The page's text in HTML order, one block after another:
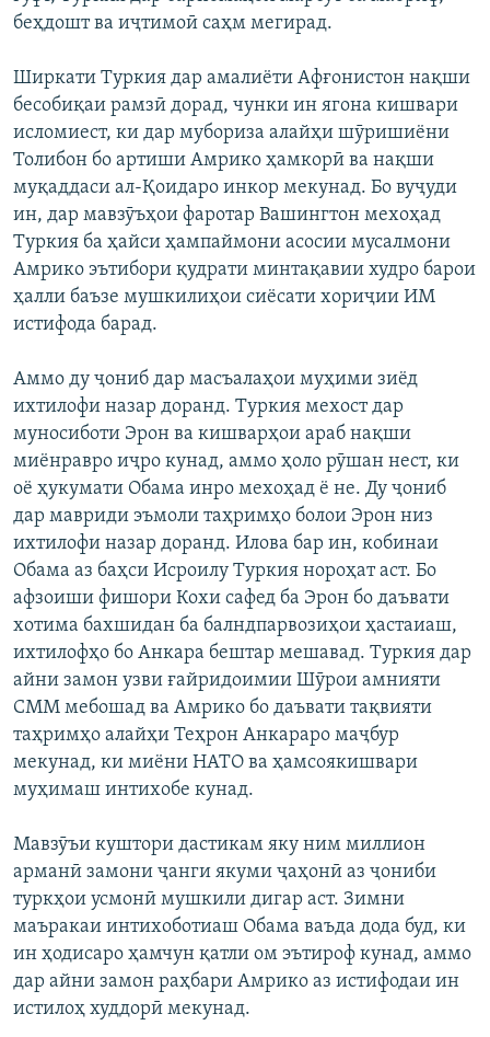
беҳдошт ва иҷтимоӣ саҳм мегирад.
Ширкати Туркия дар амалиёти Афғонистон нақши
бесобиқаи рамзӣ дорад, чунки ин ягона кишвари
исломиест, ки дар мубориза алайҳи шӯришиёни
Толибон бо артиши Амрико ҳамкорӣ ва нақши
муқаддаси ал-Қоидаро инкор мекунад. Бо вуҷуди
ин, дар мавзӯъҳои фаротар Вашингтон мехоҳад
Туркия ба ҳайси ҳампаймони асосии мусалмони
Амрико эътибори қудрати минтақавии худро барои
ҳалли баъзе мушкилиҳои сиёсати хориҷии ИМ
истифода барад.
Аммо ду ҷониб дар масъалаҳои муҳими зиёд
ихтилофи назар доранд. Туркия мехост дар
муносиботи Эрон ва кишварҳои араб нақши
миёнравро иҷро кунад, аммо ҳоло рӯшан нест, ки
оё ҳукумати Обама инро мехоҳад ё не. Ду ҷониб
дар мавриди эъмоли таҳримҳо болои Эрон низ
ихтилофи назар доранд. Илова бар ин, кобинаи
Обама аз баҳси Исроилу Туркия нороҳат аст. Бо
афзоиши фишори Кохи сафед ба Эрон бо даъвати
хотима бахшидан ба балндпарвозиҳои ҳастаиаш,
ихтилофҳо бо Анкара бештар мешавад. Туркия дар
айни замон узви ғайридоимии Шӯрои амнияти
СММ мебошад ва Амрико бо даъвати тақвияти
таҳримҳо алайҳи Теҳрон Анкараро маҷбур
мекунад, ки миёни НАТО ва ҳамсоякишвари
муҳимаш интихобе кунад.
Мавзӯъи куштори дастикам яку ним миллион
арманӣ замони ҷанги якуми ҷаҳонӣ аз ҷониби
туркҳои усмонӣ мушкили дигар аст. Зимни
маъракаи интихоботиаш Обама ваъда дода буд, ки
ин ҳодисаро ҳамчун қатли ом эътироф кунад, аммо
дар айни замон раҳбари Амрико аз истифодаи ин
истилоҳ худдорӣ мекунад.